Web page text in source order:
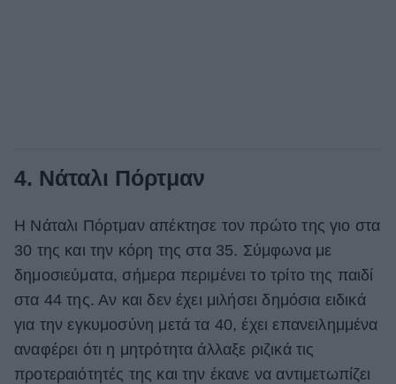
4. Νάταλι Πόρτμαν
Η Νάταλι Πόρτμαν απέκτησε τον πρώτο της γιο στα
30 της και την κόρη της στα 35. Σύμφωνα με
δημοσιεύματα, σήμερα περιμένει το τρίτο της παιδί
στα 44 της. Αν και δεν έχει μιλήσει δημόσια ειδικά
για την εγκυμοσύνη μετά τα 40, έχει επανειλημμένα
αναφέρει ότι η μητρότητα άλλαξε ριζικά τις
προτεραιότητές της και την έκανε να αντιμετωπίζει